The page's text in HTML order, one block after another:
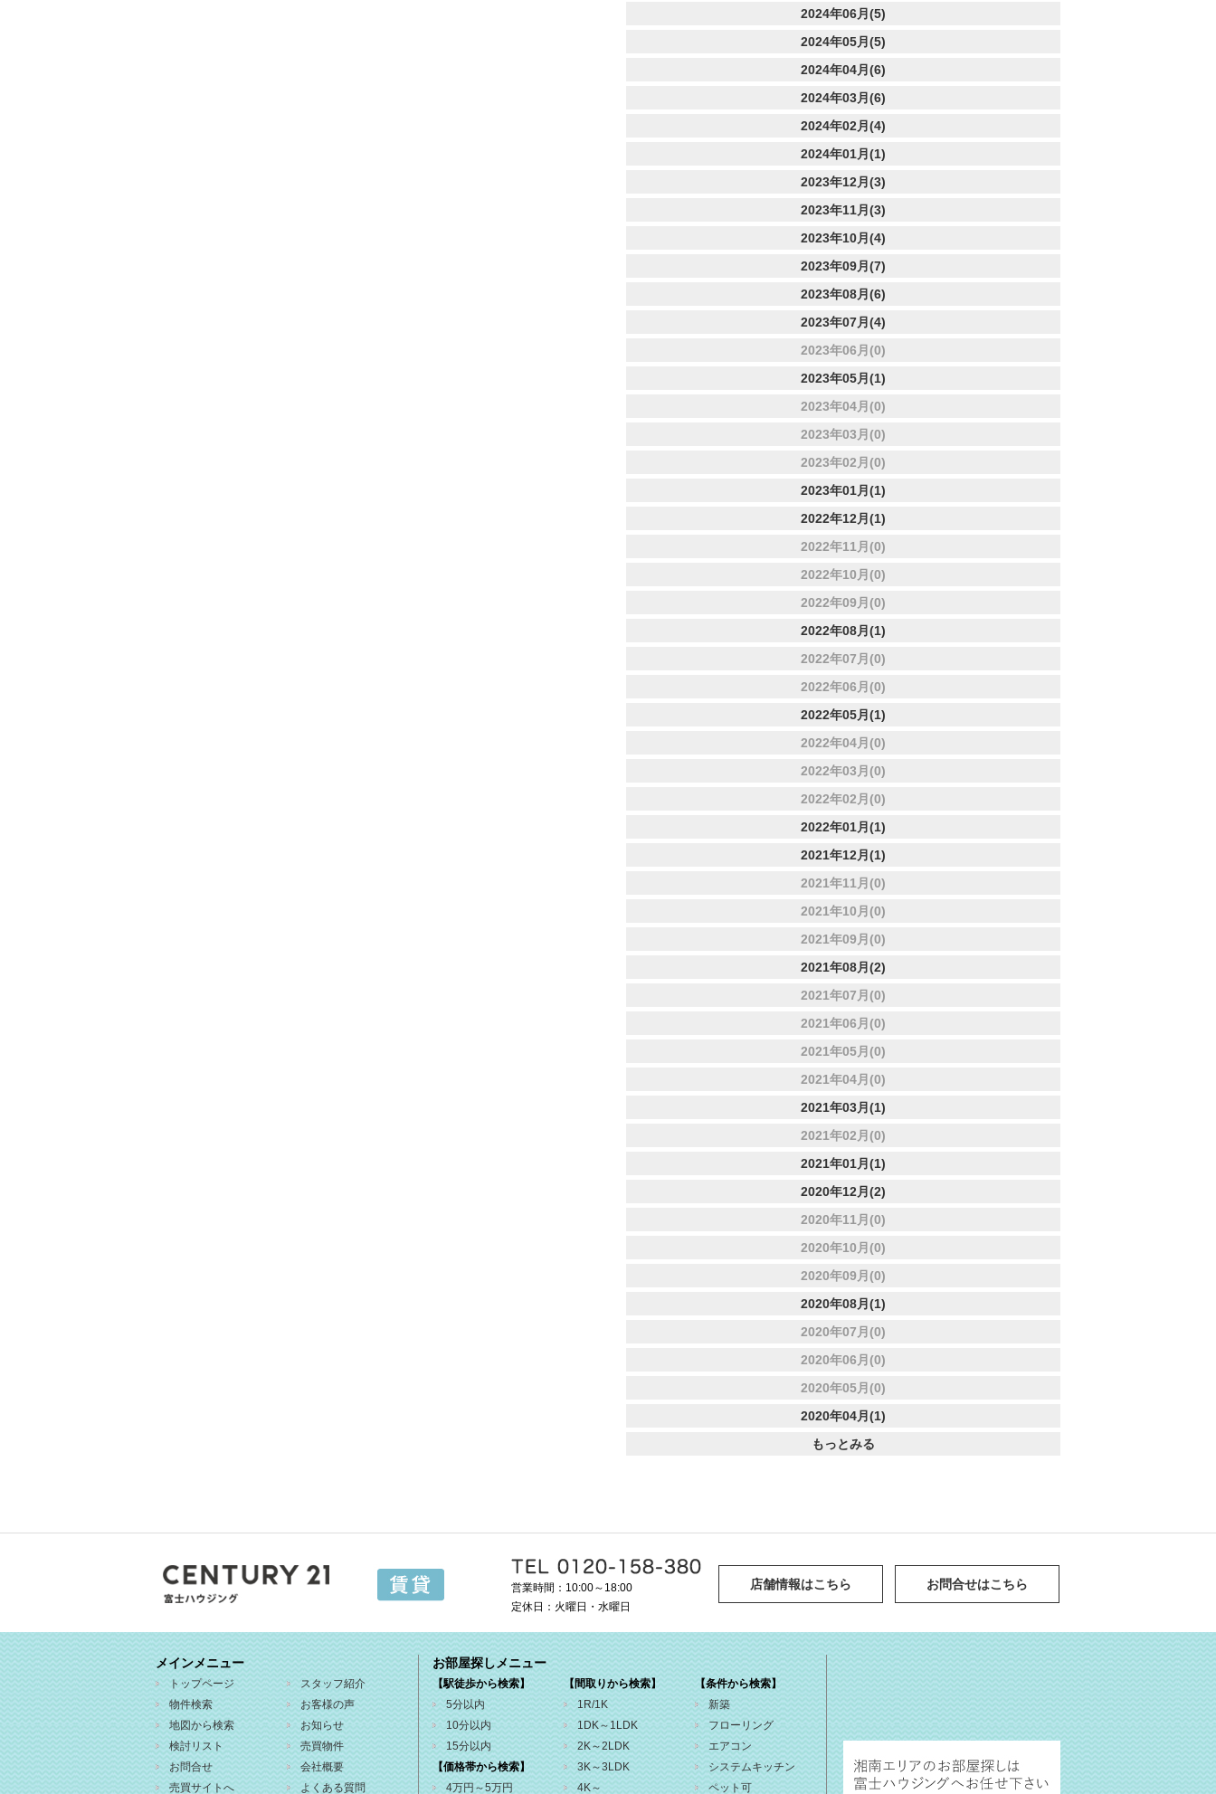
2024年06月(5)
2024年05月(5)
2024年04月(6)
2024年03月(6)
2024年02月(4)
2024年01月(1)
2023年12月(3)
2023年11月(3)
2023年10月(4)
2023年09月(7)
2023年08月(6)
2023年07月(4)
2023年06月(0)
2023年05月(1)
2023年04月(0)
2023年03月(0)
2023年02月(0)
2023年01月(1)
2022年12月(1)
2022年11月(0)
2022年10月(0)
2022年09月(0)
2022年08月(1)
2022年07月(0)
2022年06月(0)
2022年05月(1)
2022年04月(0)
2022年03月(0)
2022年02月(0)
2022年01月(1)
2021年12月(1)
2021年11月(0)
2021年10月(0)
2021年09月(0)
2021年08月(2)
2021年07月(0)
2021年06月(0)
2021年05月(0)
2021年04月(0)
2021年03月(1)
2021年02月(0)
2021年01月(1)
2020年12月(2)
2020年11月(0)
2020年10月(0)
2020年09月(0)
2020年08月(1)
2020年07月(0)
2020年06月(0)
2020年05月(0)
2020年04月(1)
もっとみる
営業時間：10:00～18:00
定休日：火曜日・水曜日
店舗情報はこちら お問合せはこちら
メインメニュー
トップページ
物件検索
地図から検索
検討リスト
お問合せ
売買サイトへ
スタッフ紹介
お客様の声
お知らせ
売買物件
会社概要
よくある質問
お部屋探しメニュー
【駅徒歩から検索】
5分以内
10分以内
15分以内
【価格帯から検索】
4万円～5万円
【間取りから検索】
1R/1K
1DK～1LDK
2K～2LDK
3K～3LDK
4K～
【条件から検索】
新築
フローリング
エアコン
システムキッチン
ペット可